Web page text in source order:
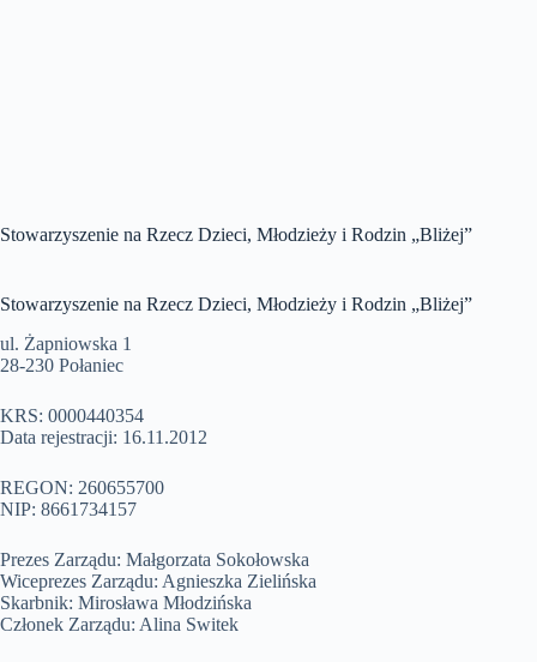
Stowarzyszenie na Rzecz Dzieci, Młodzieży i Rodzin „Bliżej”
Stowarzyszenie na Rzecz Dzieci, Młodzieży i Rodzin „Bliżej”
ul. Żapniowska 1
28-230 Połaniec
KRS: 0000440354
Data rejestracji: 16.11.2012
REGON: 260655700
NIP: 8661734157
Prezes Zarządu: Małgorzata Sokołowska
Wiceprezes Zarządu: Agnieszka Zielińska
Skarbnik: Mirosława Młodzińska
Członek Zarządu: Alina Switek